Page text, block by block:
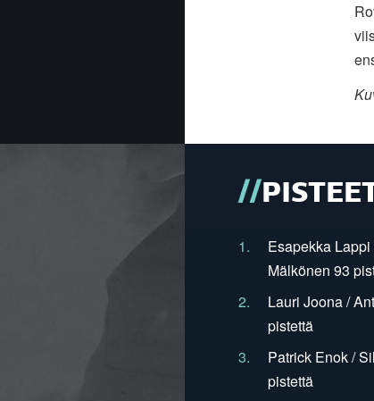
1.
Esapekka Lappi
Mälkönen 93
2.
Lauri Joona /
pistettä
3.
Patrick Enok /
pistettä